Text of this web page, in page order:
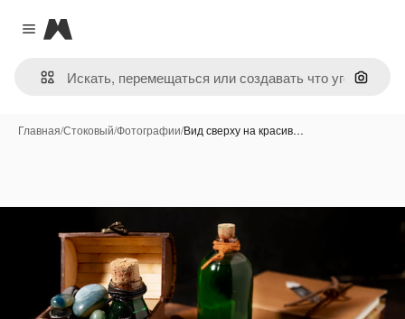
Close menu
Magnific
Поиск
Главная/Стоковый/Фотографии/Вид сверху на красив…